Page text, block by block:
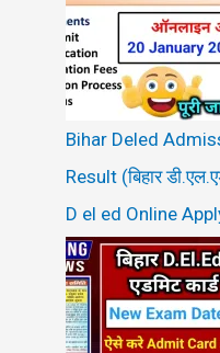
Bihar Deled
Result (बिहार
D el ed Online